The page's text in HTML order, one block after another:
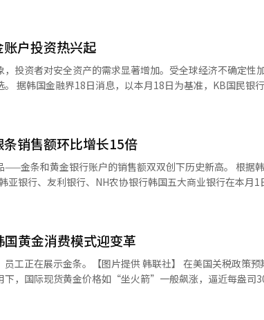
户投资热兴起
投资者对安全资产的需求显著增加。受全球经济不确定性
行、
业银行的美元存款余额达676.5207亿美元，创下自2023年1
对安全资产的强烈偏好。银行相关人士表示，近期安全资
场出现大量美元买盘，推动了美元存款余额的快速增长。 美元货
额达9019亿韩元（约合人民币45.3亿元），创历史新高。
较去年年底增长15.3%，较上月底增长8%，反映出投资者
场上金条和黄金相关投资产品的供应紧张。 韩国造币公社于本月
金条。公文中称：“由于黄金原材料供应问题暂时停止销售
其他供应渠道的银行也从本月12日起停止销售金条。这种
销售额环比增长15倍
金银行账户的销售额双双创下历史新高。 根据韩国金融业16日
亚银行、友利银行、NH农协银行韩国五大商业银行在本月1
同比增长20倍，创下历史新高。 五大商业银行的日均金条销
要求暂停销售金条。公文中称：“由于黄金原材料供应问
社外，未能找到其他供应渠道的银行也最早从12日起停止
短期内将根据供需情况，配送时间将延迟一至两周。 在金条供不应
。截至本月13日，KB国民银行、新韩银行和友利银行的黄
黄金账户服务。 黄金账户是一种通过银行账户买卖黄
黄金消费模式迎变革
。【图片提供 韩联社】 在美国关税政策预期推动，市场
下，国际现货黄金价格如“坐火箭”一般飙涨，逼近每盎司
。公